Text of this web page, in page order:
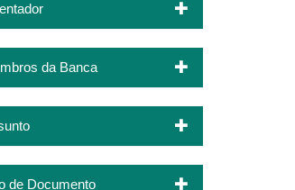
da Banca
de Documento